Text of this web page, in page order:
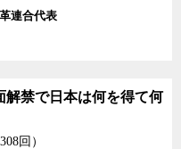
連合代表
解禁で日本は何を得て何
回）